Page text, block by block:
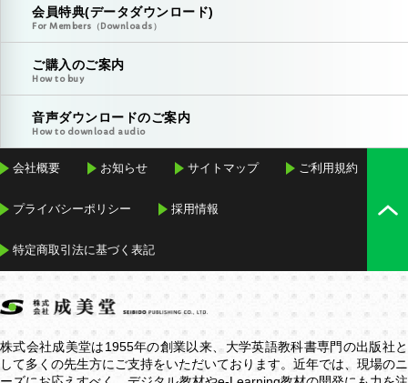
会員特典(データダウンロード)
For Members（Downloads）
ご購入のご案内
How to buy
音声ダウンロードのご案内
How to download audio
会社概要 お知らせ サイトマップ ご利用規約
プライバシーポリシー 採用情報
特定商取引法に基づく表記
株式会社成美堂は1955年の創業以来、大学英語教科書専門の出版社と
して多くの先生方にご支持をいただいております。近年では、現場のニ